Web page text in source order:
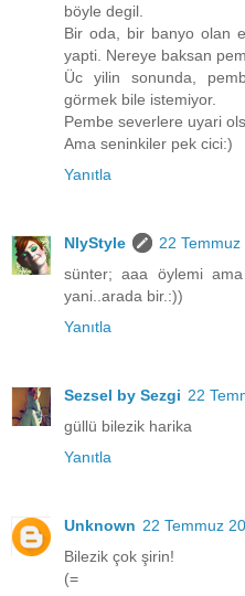
böyle degil.
Bir oda, bir banyo olan
yapti. Nereye baksan
Üc yilin sonunda,
görmek bile istemiyor.
Pembe severlere uyari
Ama seninkiler pek cici:)
Yanıtla
NlyStyle
22
sünter; aaa öylemi
yani..arada bir.:))
Yanıtla
Sezsel by Sezgi 22
güllü bilezik harika
Yanıtla
Unknown 22 Temmuz
Bilezik çok şirin!
(=